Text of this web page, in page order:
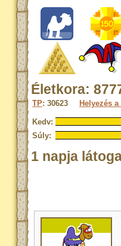
Életkora:
TP: 30623 Helyezés
Kedv:
Súly:
1 napja